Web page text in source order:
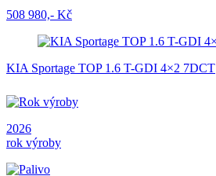
508 980,- Kč
KIA Sportage TOP 1.6 T-GDI 4×2 7DCT
2026
rok výroby